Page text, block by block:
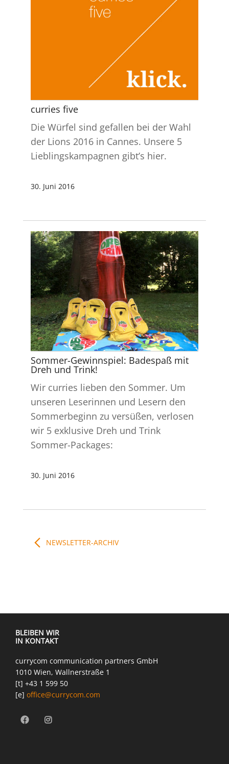
curries five
Die Würfel sind gefallen bei der Wahl
der Lions 2016 in Cannes. Unsere 5
Lieblingskampagnen gibt’s hier.
30. Juni 2016
Sommer-Gewinnspiel: Badespaß mit
Dreh und Trink!
Wir curries lieben den Sommer. Um
unseren Leserinnen und Lesern den
Sommerbeginn zu versüßen, verlosen
wir 5 exklusive Dreh und Trink
Sommer-Packages:
30. Juni 2016
NEWSLETTER-ARCHIV
BLEIBEN WIR
IN KONTAKT
currycom communication partners GmbH
1010 Wien, Wallnerstraße 1
[t] +43 1 599 50
[e] office@currycom.com